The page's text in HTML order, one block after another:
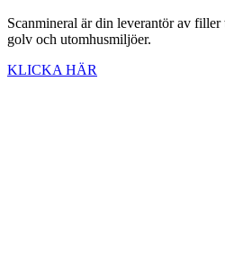
Scanmineral är din leverantör av
golv och utomhusmiljöer.
KLICKA HÄR